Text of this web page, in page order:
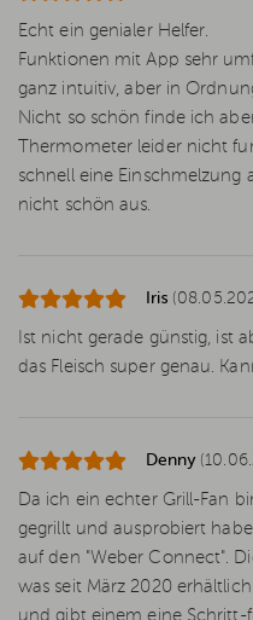
Echt ein genialer Helfer.
Funktionen mit App sehr
ganz intuitiv, aber in
Nicht so schön finde ich
Thermometer leider nicht
schnell eine Einschmelzung
nicht schön aus.
Iris
Ist nicht gerade günstig, ist
das Fleisch super genau.
Denny
Da ich ein echter Grill-Fan
gegrillt und ausprobiert
auf den "Weber Connect".
was seit März 2020
und gibt einem eine